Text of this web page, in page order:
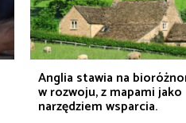
Anglia stawia na
w rozwoju, z mapami jako
narzędziem wsparcia.